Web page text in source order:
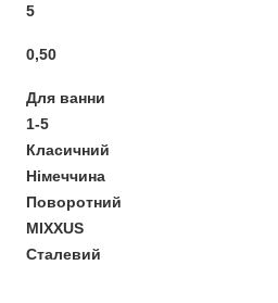
5
0,50
Для ванни
1-5
Класичний
Німеччина
Поворотний
MIXXUS
Сталевий